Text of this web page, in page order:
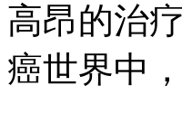
高昂的治
癌世界中